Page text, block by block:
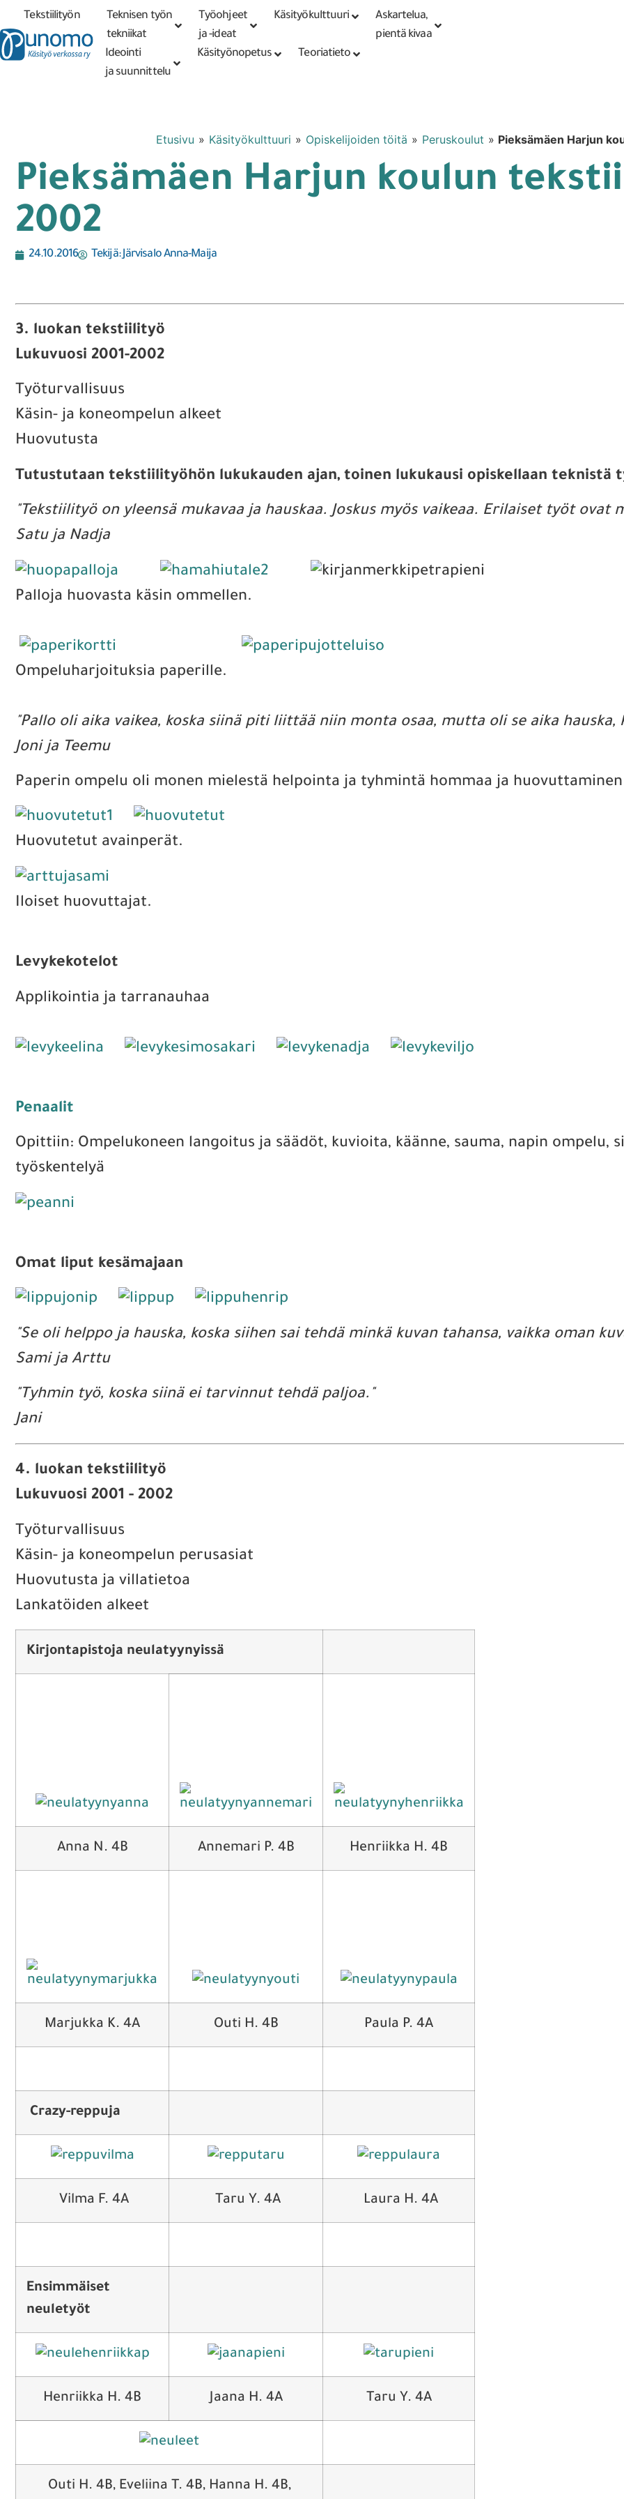
Tarkennettu PunomoputiikkiKirjaudu tai
rekisteröidy
Tekstiilityön
tekniikat
Teknisen työn
tekniikat
Työohjeet
ja -ideat
Käsityökulttuuri
Askartelua,
pientä kivaa
Ideointi
ja suunnittelu
Käsityönopetus Teoriatieto
Etusivu » Käsityökulttuuri » Opiskelijoiden töitä » Peruskoulut » Pieksämäen Harjun
Pieksämäen Harjun koulun
2002
24.10.2016 Tekijä:Järvisalo Anna-Maija
3. luokan tekstiilityö
Lukuvuosi 2001-2002
Työturvallisuus
Käsin- ja koneompelun alkeet
Huovutusta
Tutustutaan tekstiilityöhön lukukauden ajan, toinen lukukausi opiskellaan teknistä
"Tekstiilityö on yleensä mukavaa ja hauskaa. Joskus myös vaikeaa. Erilaiset työt ovat
Satu ja Nadja
Palloja huovasta käsin ommellen.
Ompeluharjoituksia paperille.
"Pallo oli aika vaikea, koska siinä piti liittää niin monta osaa, mutta oli se aika
Joni ja Teemu
Paperin ompelu oli monen mielestä helpointa ja tyhmintä hommaa ja
Huovutetut avainperät.
Iloiset huovuttajat.
Levykekotelot
Applikointia ja tarranauhaa
Penaalit
Opittiin: Ompelukoneen langoitus ja säädöt, kuvioita, käänne, sauma, napin
työskentelyä
Omat liput kesämajaan
"Se oli helppo ja hauska, koska siihen sai tehdä minkä kuvan tahansa, vaikka oman
Sami ja Arttu
"Tyhmin työ, koska siinä ei tarvinnut tehdä paljoa."
Jani
4. luokan tekstiilityö
Lukuvuosi 2001 - 2002
Työturvallisuus
Käsin- ja koneompelun perusasiat
Huovutusta ja villatietoa
Lankatöiden alkeet
Kirjontapistoja neulatyynyissä
Anna N. 4B Annemari P. 4B Henriikka H. 4B
Marjukka K. 4A Outi H. 4B Paula P. 4A
Crazy-reppuja
Vilma F. 4A Taru Y. 4A Laura H. 4A
Ensimmäiset
neuletyöt
Henriikka H. 4B Jaana H. 4A Taru Y. 4A
Outi H. 4B, Eveliina T. 4B, Hanna H. 4B,